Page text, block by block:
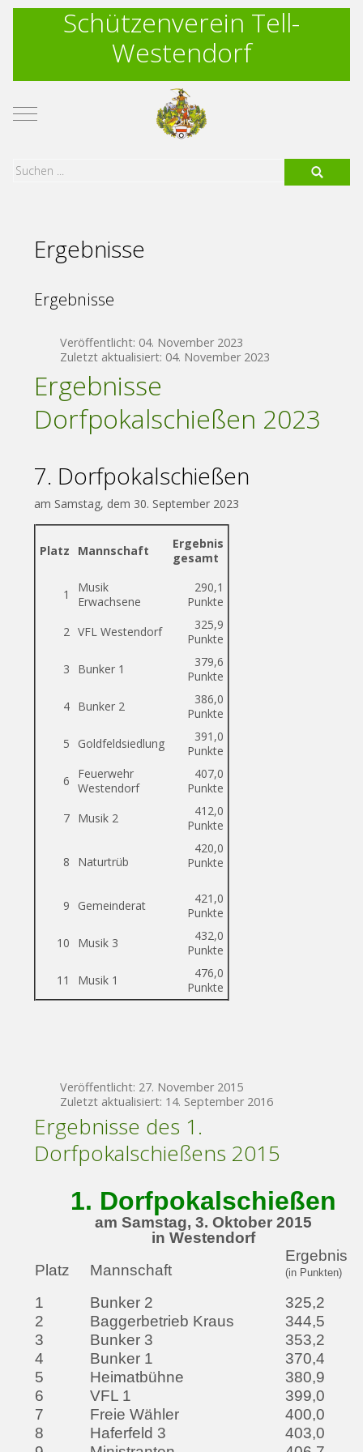
Schützenverein Tell-
Westendorf
Mobile Menu Toggle
Ergebnisse
Ergebnisse
Veröffentlicht: 04. November 2023
Zuletzt aktualisiert: 04. November 2023
Ergebnisse
Dorfpokalschießen 2023
7. Dorfpokalschießen
am Samstag, dem 30. September 2023
Platz Mannschaft
Ergebnis
gesamt
1
Musik
Erwachsene
290,1
Punkte
2 VFL Westendorf
325,9
Punkte
3
Bunker 1
379,6
Punkte
4 Bunker 2
386,0
Punkte
5
Goldfeldsiedlung
391,0
Punkte
6
Feuerwehr
Westendorf
407,0
Punkte
7 Musik 2
412,0
Punkte
8 Naturtrüb
420,0
Punkte
9 Gemeinderat
421,0
Punkte
10
Musik 3
432,0
Punkte
11
Musik 1
476,0
Punkte
Veröffentlicht: 27. November 2015
Zuletzt aktualisiert: 14. September 2016
Ergebnisse des 1.
Dorfpokalschießens 2015
1. Dorfpokalschießen
am Samstag, 3. Oktober 2015
in Westendorf
Platz
Mannschaft
Ergebnis
(in Punkten)
1 Bunker 2
325,2
2
Baggerbetrieb Kraus
344,5
3
Bunker 3
353,2
4
Bunker 1
370,4
5
Heimatbühne
380,9
6
VFL 1
399,0
7
Freie Wähler
400,0
8
Haferfeld 3
403,0